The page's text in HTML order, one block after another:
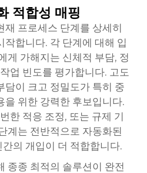
적합성 매핑
재 프로세스 단계를 상세히
작합니다. 각 단계에 대해 입
게 가해지는 신체적 부담, 정
업 빈도를 평가합니다. 고도
담이 크고 정밀도가 특히 중
을 위한 강력한 후보입니다.
한 적응 조정, 또는 규제 기
계는 전반적으로 자동화된
의 개입이 더 적합합니다.
종종 최적의 솔루션이 완전